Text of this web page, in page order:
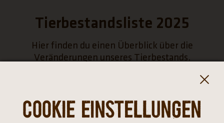
Tierbestandsliste 2025
Hier finden du einen Überblick über die
Veränderungen unseres Tierbestands.
Cookie Einstellungen